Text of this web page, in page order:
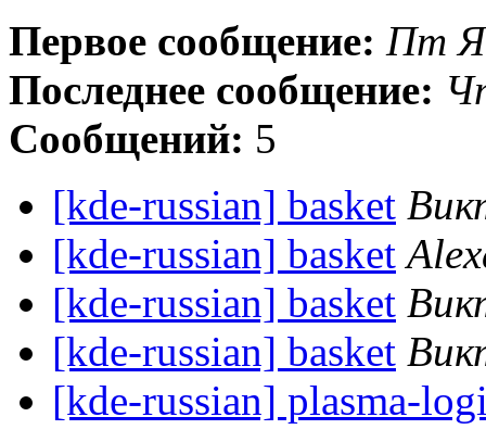
Первое сообщение: Пт
Последнее сообщение:
Сообщений: 5
[kde-russian] basket
[kde-russian] basket
[kde-russian] basket
[kde-russian] basket
[kde-russian] plasma-